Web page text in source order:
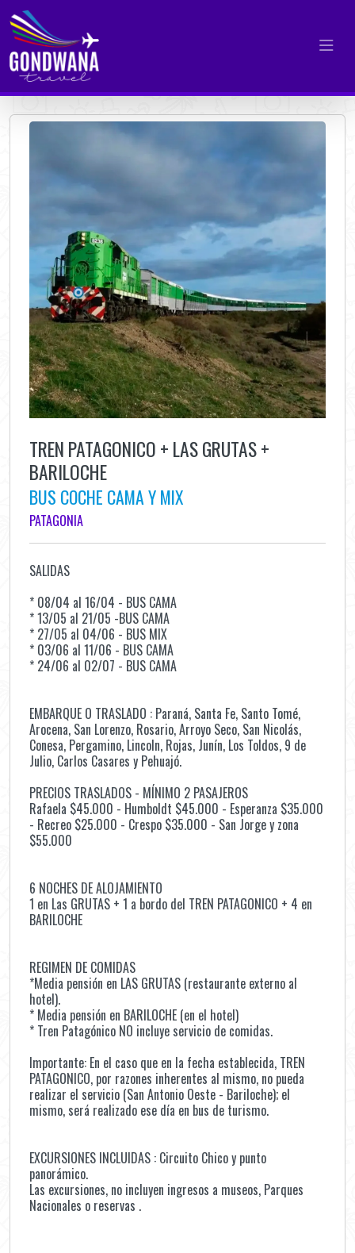
TREN PATAGONICO + LAS GRUTAS +
BARILOCHE
BUS COCHE CAMA Y MIX
PATAGONIA
SALIDAS
* 08/04 al 16/04 - BUS CAMA
* 13/05 al 21/05 -BUS CAMA
* 27/05 al 04/06 - BUS MIX
* 03/06 al 11/06 - BUS CAMA
* 24/06 al 02/07 - BUS CAMA
EMBARQUE O TRASLADO : Paraná, Santa Fe, Santo Tomé,
Arocena, San Lorenzo, Rosario, Arroyo Seco, San Nicolás,
Conesa, Pergamino, Lincoln, Rojas, Junín, Los Toldos, 9 de
Julio, Carlos Casares y Pehuajó.
PRECIOS TRASLADOS - MÍNIMO 2 PASAJEROS
Rafaela $45.000 - Humboldt $45.000 - Esperanza $35.000
- Recreo $25.000 - Crespo $35.000 - San Jorge y zona
$55.000
6 NOCHES DE ALOJAMIENTO
1 en Las GRUTAS + 1 a bordo del TREN PATAGONICO + 4 en
BARILOCHE
REGIMEN DE COMIDAS
*Media pensión en LAS GRUTAS (restaurante externo al
hotel).
* Media pensión en BARILOCHE (en el hotel)
* Tren Patagónico NO incluye servicio de comidas.
Importante: En el caso que en la fecha establecida, TREN
PATAGONICO, por razones inherentes al mismo, no pueda
realizar el servicio (San Antonio Oeste - Bariloche); el
mismo, será realizado ese día en bus de turismo.
EXCURSIONES INCLUIDAS : Circuito Chico y punto
panorámico.
Las excursiones, no incluyen ingresos a museos, Parques
Nacionales o reservas .